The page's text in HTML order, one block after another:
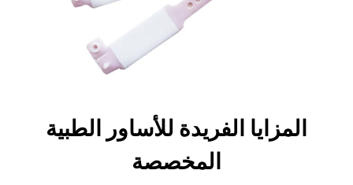
المزايا الفريدة للأساور الطبية
المخصصة